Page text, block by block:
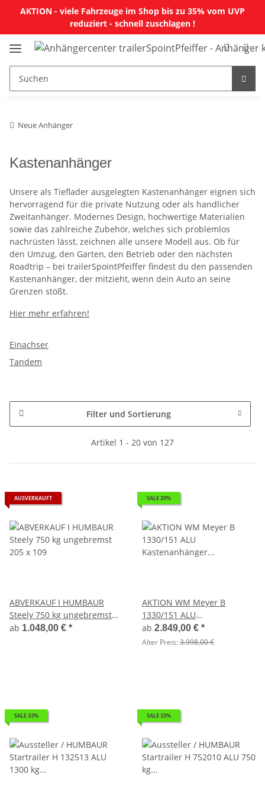
AKTION - viele Fahrzeuge im Shop bis zu 35% vom UVP
reduziert - schnell zuschlagen !
Neue Anhänger
Kastenanhänger
Unsere als Tieflader ausgelegten Kastenanhänger eignen sich
hervorragend für die private Nutzung oder als handlicher
Zweitanhänger. Modernes Design, hochwertige Materialien
sowie das zahlreiche Zubehör, welches sich problemlos
nachrüsten lässt, zeichnen alle unsere Modell aus. Ob für
den Umzug, den Garten, den Betrieb oder den nächsten
Roadtrip – bei trailerSpointPfeiffer findest du den passenden
Kastenanhänger, der mitzieht, wenn dein Auto an seine
Grenzen stößt.
Hier mehr erfahren!
Einachser
Tandem
Filter und Sortierung
Artikel 1 - 20 von 127
AUSVERKAUFT
ABVERKAUF I HUMBAUR
Steely 750 kg ungebremst
205 x 109
ab 1.048,00 € *
SALE 29%
AKTION WM Meyer B
1330/151 ALU
Kastenanhänger Einachser
gebremst mit Laubgitter SP-
ab 2.849,00 € *
Alter Preis:3.998,00 €
SALE 33% SALE 33%